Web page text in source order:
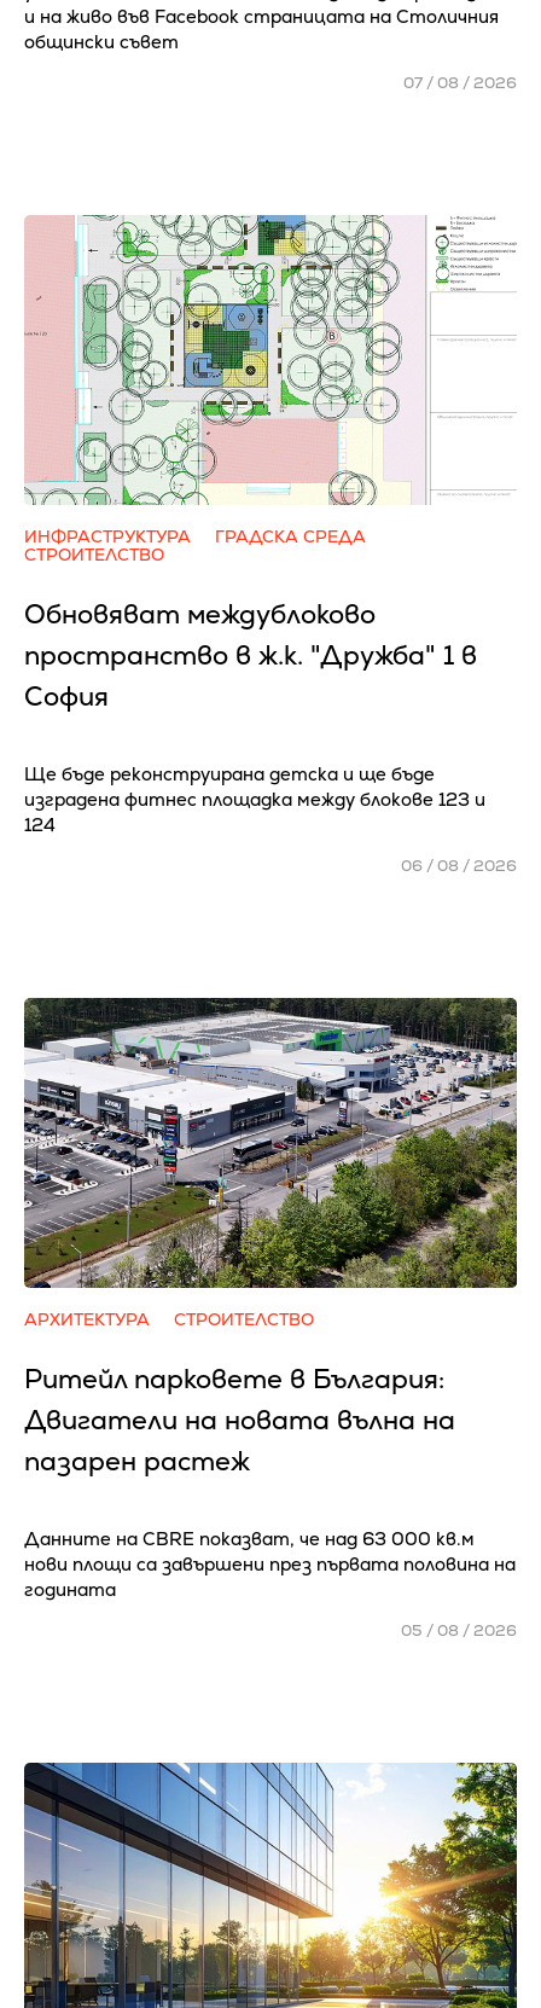
и на живо във Facebook страницата на Столичния
общински съвет
07 / 08 / 2026
ИНФРАСТРУКТУРА
ГРАДСКА СРЕДА
СТРОИТЕЛСТВО
Обновяват междублоково
пространство в ж.к. "Дружба" 1 в
София
Ще бъде реконструирана детска и ще бъде
изградена фитнес площадка между блокове 123 и
124
06 / 08 / 2026
АРХИТЕКТУРА СТРОИТЕЛСТВО
Ритейл парковете в България:
Двигатели на новата вълна на
пазарен растеж
Данните на CBRE показват, че над 63 000 кв.м
нови площи са завършени през първата половина на
годината
05 / 08 / 2026